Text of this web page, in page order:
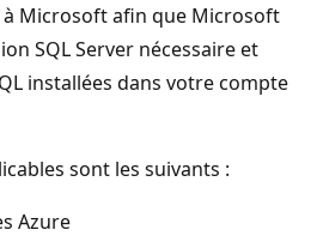
à Microsoft afin que Microsoft
SQL Server nécessaire et
installées dans votre compte
sont les suivants :
Azure